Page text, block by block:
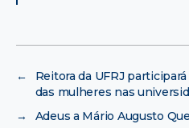
←
Reitora da UFRJ
das mulheres nas
→
Adeus a Mário Augusto